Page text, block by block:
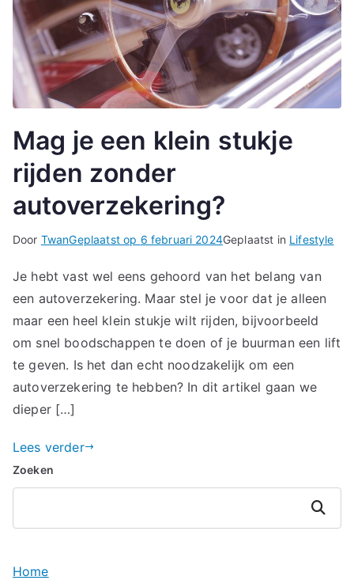
Mag je een klein stukje
rijden zonder
autoverzekering?
Door TwanGeplaatst op 6 februari 2024Geplaatst in Lifestyle
Je hebt vast wel eens gehoord van het belang van
een autoverzekering. Maar stel je voor dat je alleen
maar een heel klein stukje wilt rijden, bijvoorbeeld
om snel boodschappen te doen of je buurman een lift
te geven. Is het dan echt noodzakelijk om een
autoverzekering te hebben? In dit artikel gaan we
dieper […]
Lees verder
Zoeken
Zoeken
Home